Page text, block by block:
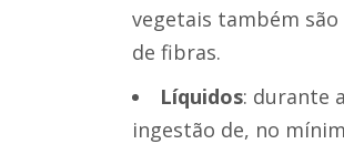
vegetais também
de fibras.
Líquidos: durante
ingestão de, no